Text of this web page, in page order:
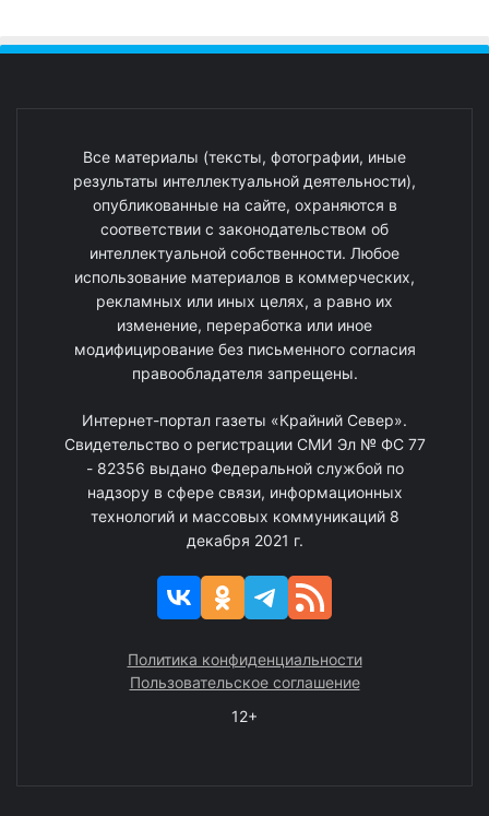
Все материалы (тексты, фотографии, иные
результаты интеллектуальной деятельности),
опубликованные на сайте, охраняются в
соответствии с законодательством об
интеллектуальной собственности. Любое
использование материалов в коммерческих,
рекламных или иных целях, а равно их
изменение, переработка или иное
модифицирование без письменного согласия
правообладателя запрещены.
Интернет-портал газеты «Крайний Север».
Свидетельство о регистрации СМИ Эл № ФС 77
- 82356 выдано Федеральной службой по
надзору в сфере связи, информационных
технологий и массовых коммуникаций 8
декабря 2021 г.
Политика конфиденциальности
Пользовательское соглашение
12+